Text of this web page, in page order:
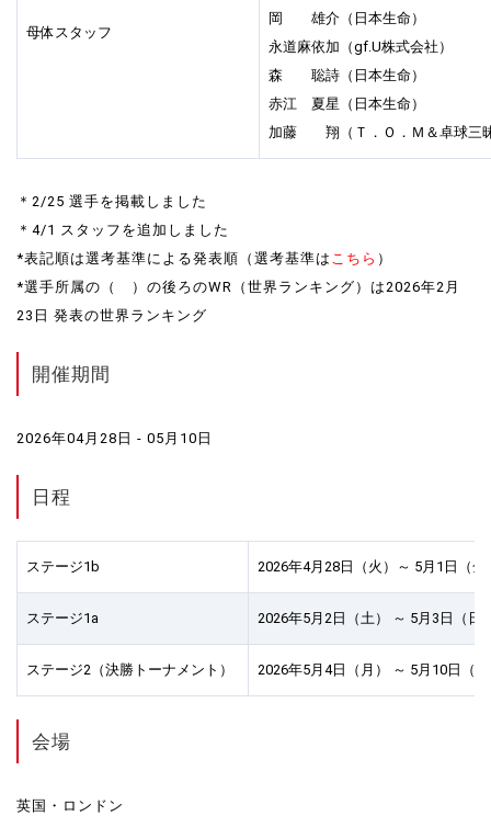
母体スタッフ
岡 雄介（日本生命）
永道麻依加（gf.U株式会社）
森 聡詩（日本生命）
赤江 夏星（日本生命）
加藤 翔（Ｔ．Ｏ．Ｍ＆卓球三
＊2/25 選手を掲載しました
＊4/1 スタッフを追加しました
*表記順は選考基準による発表順（選考基準は こちら ）
*選手所属の（ ）の後ろのWR（世界ランキング）は2026年2月
23日 発表の世界ランキング
開催期間
2026年04月28日 - 05月10日
日程
ステージ1b 2026年4月28日（火）～ 5月1日（金
ステージ1a 2026年5月2日（土） ～ 5月3日（日
ステージ2（決勝トーナメント） 2026年5月4日（月） ～ 5月10日（
会場
英国・ロンドン